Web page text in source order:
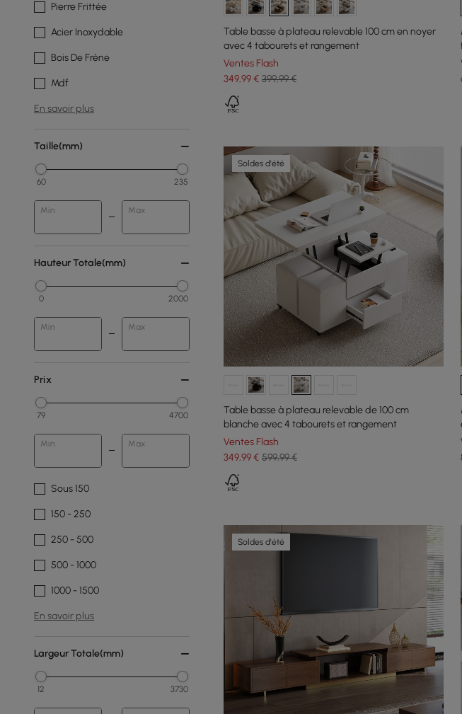
Pierre Frittée
Acier Inoxydable
Bois De Frêne
Mdf
En savoir plus
Taille(mm)
60 235
Min Max
Hauteur Totale(mm)
0 2000
Min Max
Prix
79 4700
Min Max
Sous 150
150 - 250
250 - 500
500 - 1000
1000 - 1500
En savoir plus
Largeur Totale(mm)
12 3730
Table basse à plateau relevable 100 cm en noyer
avec 4 tabourets et rangement
Ventes Flash
349,99€ 399,99 €
Soldes d'été
Table basse à plateau relevable de 100 cm
blanche avec 4 tabourets et rangement
Ventes Flash
349,99€ 599,99 €
Soldes d'été